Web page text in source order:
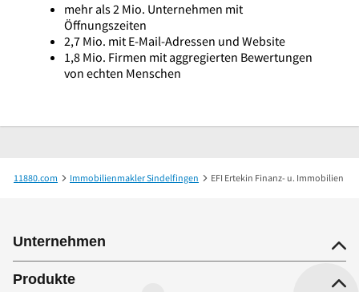
mehr als 2 Mio. Unternehmen mit
Öffnungszeiten
2,7 Mio. mit E-Mail-Adressen und Website
1,8 Mio. Firmen mit aggregierten Bewertungen
von echten Menschen
11880.com Immobilienmakler Sindelfingen EFI Ertekin Finanz- u. Immobilien
Unternehmen
Produkte